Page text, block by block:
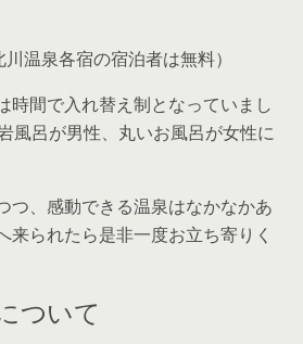
温泉各宿の宿泊者は無料）
時間で入れ替え制となっていまし
風呂が男性、丸いお風呂が女性に
つ、感動できる温泉はなかなかあ
来られたら是非一度お立ち寄りく
ついて